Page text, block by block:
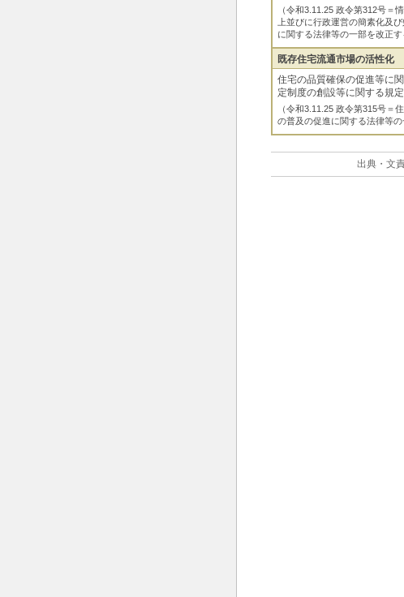
（令和3.11.25 政令第312号＝
上並びに行政運営の簡素化及
に関する法律等の一部を改正
既存住宅流通市場の活性化
住宅の品質確保の促進等に
定制度の創設等に関する規
（令和3.11.25 政令第315号＝
の普及の促進に関する法律等
出典・文